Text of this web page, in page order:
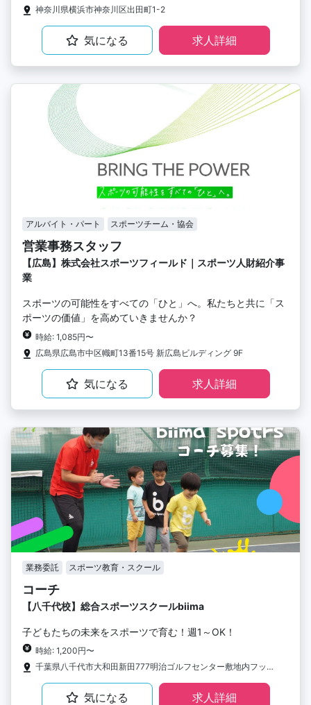
神奈川県横浜市神奈川区出田町1-2
気になる 求人詳細
アルバイト・パート スポーツチーム・協会
営業事務スタッフ
【広島】株式会社スポーツフィールド｜スポーツ人財紹介事
業
スポーツの可能性をすべての「ひと」へ。私たちと共に「ス
ポーツの価値」を高めていきませんか？
時給: 1,085円〜
広島県広島市中区幟町13番15号 新広島ビルディング 9F
気になる 求人詳細
業務委託 スポーツ教育・スクール
コーチ
【八千代校】総合スポーツスクールbiima
子どもたちの未来をスポーツで育む！週1～OK！
時給: 1,200円〜
千葉県八千代市大和田新田777明治ゴルフセンター敷地内フットサル場
気になる 求人詳細